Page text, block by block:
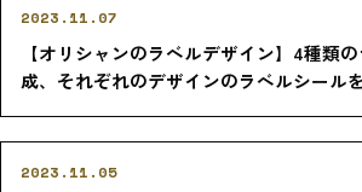
2023.11.07
【オリシャンのラベルデザイン】4種類
成、それぞれのデザインのラベルシール
2023.11.05